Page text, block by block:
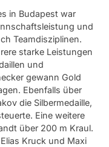
in Budapest war
und
Teamdisziplinen.
starke Leistungen
und
gewann Gold
Ebenfalls über
die Silbermedaille,
Eine weitere
über 200 m Kraul.
Kruck und Maxi